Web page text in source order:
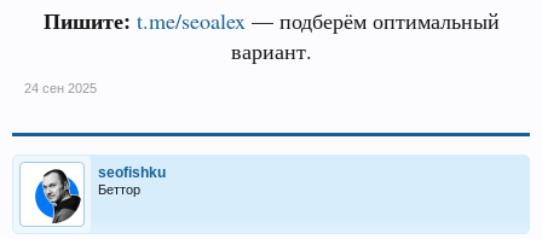
Пишите: t.me/seoalex— подберём оптимальный
вариант.
24 сен 2025
seofishku
Беттор